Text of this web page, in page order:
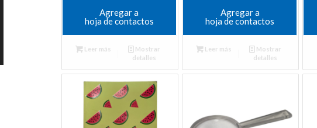
Agregar a
hoja de contactos
Leer más
Mostrar
detalles
Agregar a
hoja de contactos
Leer más
Mostrar
detalles